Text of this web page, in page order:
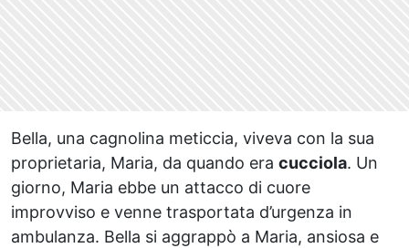
Bella, una cagnolina meticcia, viveva con la sua
proprietaria, Maria, da quando era cucciola. Un
giorno, Maria ebbe un attacco di cuore
improvviso e venne trasportata d’urgenza in
ambulanza. Bella si aggrappò a Maria, ansiosa e